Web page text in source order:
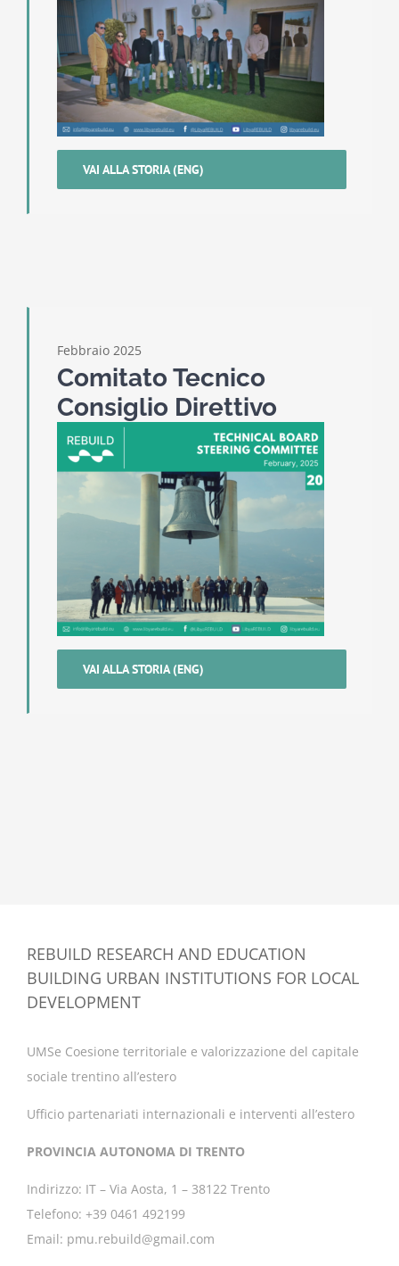
VAI ALLA STORIA (ENG)
Febbraio 2025
Comitato Tecnico
Consiglio Direttivo
VAI ALLA STORIA (ENG)
REBUILD RESEARCH AND EDUCATION
BUILDING URBAN INSTITUTIONS FOR LOCAL
DEVELOPMENT
UMSe Coesione territoriale e valorizzazione del capitale
sociale trentino all’estero
Ufficio partenariati internazionali e interventi all’estero
PROVINCIA AUTONOMA DI TRENTO
Indirizzo: IT – Via Aosta, 1 – 38122 Trento
Telefono: +39 0461 492199
Email: pmu.rebuild@gmail.com